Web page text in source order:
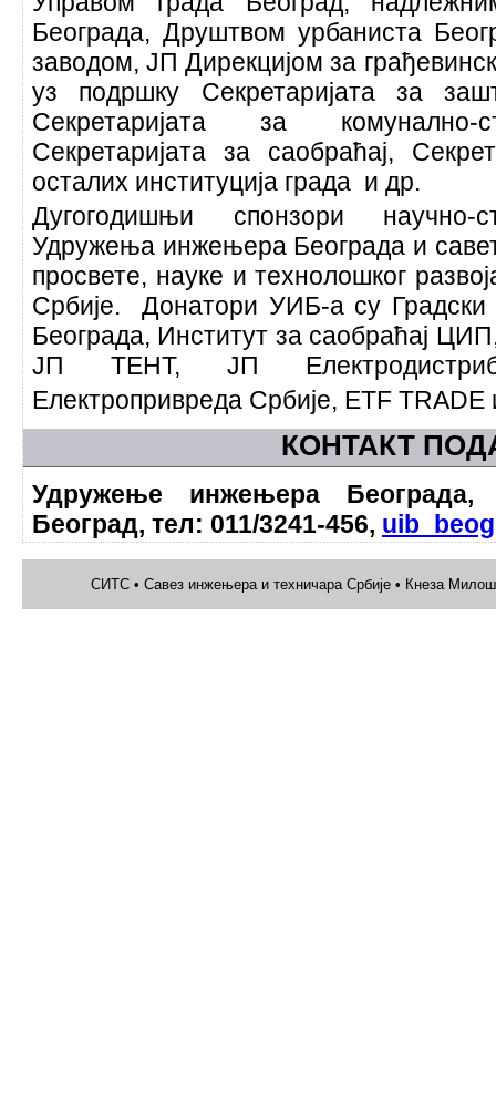
Београда, Друштвом урбаниста
заводом, ЈП Дирекцијом за
уз подршку Секретаријата за
Секретаријата за комунално-
Секретаријата за саобраћај,
осталих институција града и др.
Дугогодишњи спонзори научно-
Удружења инжењера Београда и
просвете, науке и технолошког
Србије. Донатори УИБ-а су Градски
Београда, Институт за саобраћај
ЈП ТЕНТ, ЈП
Електропривреда Србије, ETF TRADE
КОНТАКТ
Удружење инжењера
Београд, тел: 011/3241-456,
СИТС • Савез инжењера и техничара Србије • Кнеза